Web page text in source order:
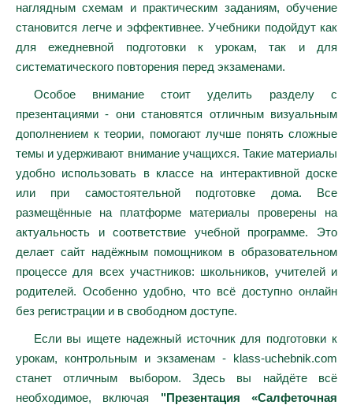
наглядным схемам и практическим заданиям, обучение
становится легче и эффективнее. Учебники подойдут как
для ежедневной подготовки к урокам, так и для
систематического повторения перед экзаменами.
Особое внимание стоит уделить разделу с
презентациями - они становятся отличным визуальным
дополнением к теории, помогают лучше понять сложные
темы и удерживают внимание учащихся. Такие материалы
удобно использовать в классе на интерактивной доске
или при самостоятельной подготовке дома. Все
размещённые на платформе материалы проверены на
актуальность и соответствие учебной программе. Это
делает сайт надёжным помощником в образовательном
процессе для всех участников: школьников, учителей и
родителей. Особенно удобно, что всё доступно онлайн
без регистрации и в свободном доступе.
Если вы ищете надежный источник для подготовки к
урокам, контрольным и экзаменам - klass-uchebnik.com
станет отличным выбором. Здесь вы найдёте всё
необходимое, включая "Презентация «Салфеточная